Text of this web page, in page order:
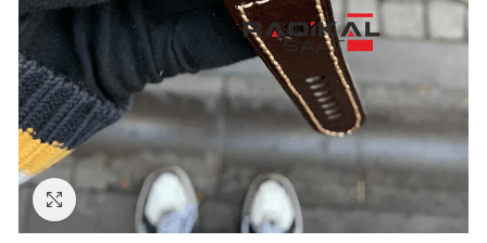
Görseli Büyütün